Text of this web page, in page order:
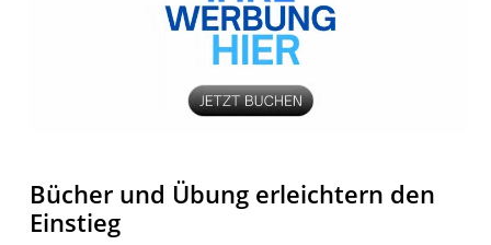
Bücher und Übung erleichtern den
Einstieg